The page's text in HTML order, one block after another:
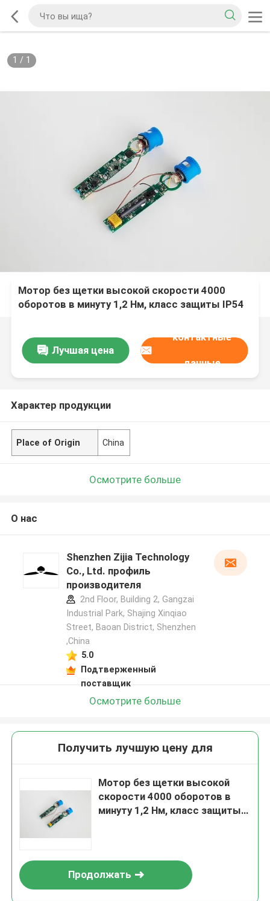
1 / 1
Мотор без щетки высокой скорости 4000
оборотов в минуту 1,2 Нм, класс защиты IP54
Лучшая цена
контактные
данные
Характер продукции
Place of Origin China
Осмотрите больше
О нас
Shenzhen Zijia Technology
Co., Ltd. профиль
производителя
2nd Floor, Building 2, Gangzai
Industrial Park, Shajing Xinqiao
Street, Baoan District, Shenzhen
,China
5.0
Подтверженный
поставщик
Осмотрите больше
Получить лучшую цену для
Мотор без щетки высокой
скорости 4000 оборотов в
минуту 1,2 Нм, класс защиты
Продолжать